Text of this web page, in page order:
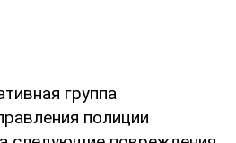
группа
полиции